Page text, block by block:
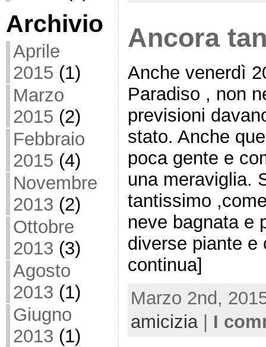
Archivio
Aprile
2015 (1)
Marzo
2015 (2)
Febbraio
2015 (4)
Novembre
2013 (2)
Ottobre
2013 (3)
Agosto
2013 (1)
Giugno
2013 (1)
Ancora
Anche venerdì
Paradiso , non
previsioni
stato. Anche
poca gente e
una meraviglia.
tantissimo
neve bagnata e
diverse piante
continua]
Marzo 2nd,
amicizia| I